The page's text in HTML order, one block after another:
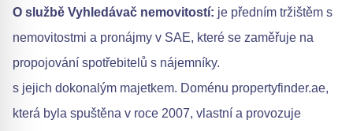
O službě Vyhledávač nemovitostí: je předním tržištěm s
nemovitostmi a pronájmy v SAE, které se zaměřuje na
propojování spotřebitelů s nájemníky.
s jejich dokonalým majetkem. Doménu propertyfinder.ae,
která byla spuštěna v roce 2007, vlastní a provozuje